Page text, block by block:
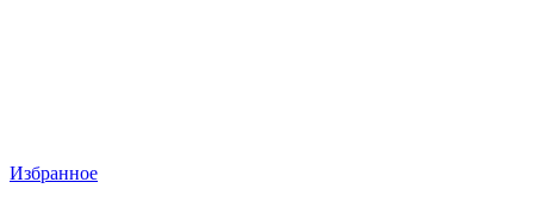
Избранное